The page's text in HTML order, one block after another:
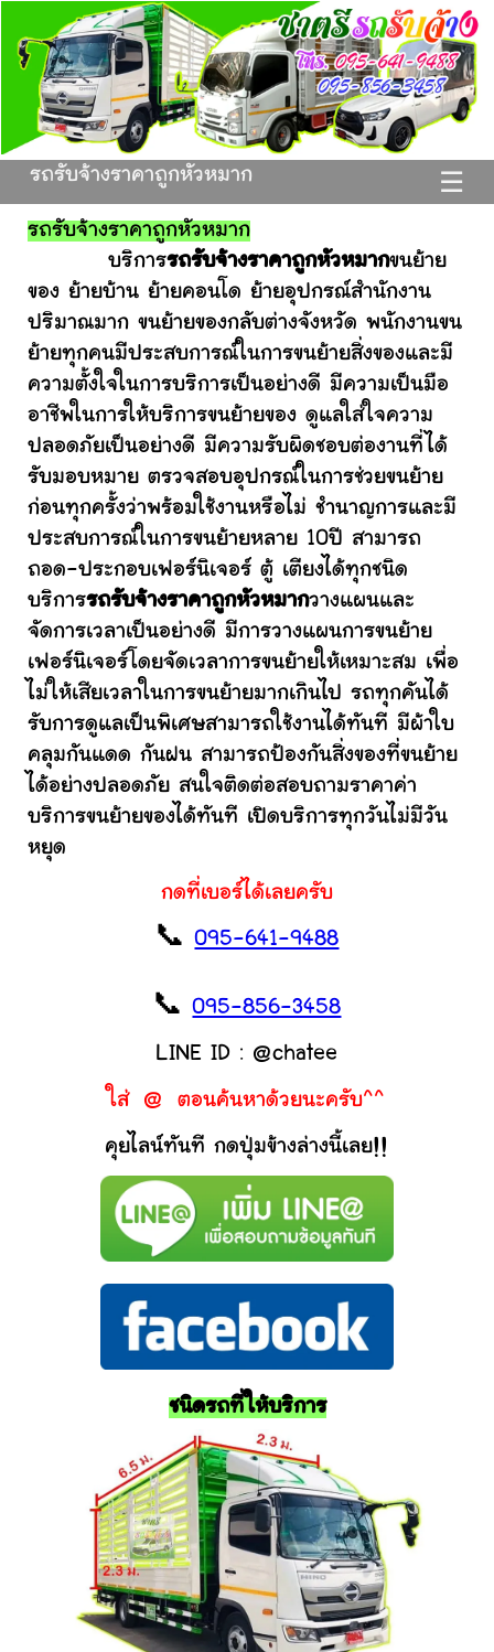
☰
รถรับจ้างราคาถูกหัวหมาก
รถรับจ้างราคาถูกหัวหมาก
บริการรถรับจ้างราคาถูกหัวหมากขนย้าย
ของ ย้ายบ้าน ย้ายคอนโด ย้ายอุปกรณ์สำนักงาน
ปริมาณมาก ขนย้ายของกลับต่างจังหวัด พนักงานขน
ย้ายทุกคนมีประสบการณ์ในการขนย้ายสิ่งของและมี
ความตั้งใจในการบริการเป็นอย่างดี มีความเป็นมือ
อาชีพในการให้บริการขนย้ายของ ดูแลใส่ใจความ
ปลอดภัยเป็นอย่างดี มีความรับผิดชอบต่องานที่ได้
รับมอบหมาย ตรวจสอบอุปกรณ์ในการช่วยขนย้าย
ก่อนทุกครั้งว่าพร้อมใช้งานหรือไม่ ชำนาญการและมี
ประสบการณ์ในการขนย้ายหลาย 10ปี สามารถ
ถอด-ประกอบเฟอร์นิเจอร์ ตู้ เตียงได้ทุกชนิด
บริการรถรับจ้างราคาถูกหัวหมากวางแผนและ
จัดการเวลาเป็นอย่างดี มีการวางแผนการขนย้าย
เฟอร์นิเจอร์โดยจัดเวลาการขนย้ายให้เหมาะสม เพื่อ
ไม่ให้เสียเวลาในการขนย้ายมากเกินไป รถทุกคันได้
รับการดูแลเป็นพิเศษสามารถใช้งานได้ทันที มีผ้าใบ
คลุมกันแดด กันฝน สามารถป้องกันสิ่งของที่ขนย้าย
ได้อย่างปลอดภัย สนใจติดต่อสอบถามราคาค่า
บริการขนย้ายของได้ทันที เปิดบริการทุกวันไม่มีวัน
หยุด
กดที่เบอร์ได้เลยครับ
📞095-641-9488
📞095-856-3458
LINE ID : @chatee
ใส่ @ ตอนค้นหาด้วยนะครับ^^
คุยไลน์ทันที กดปุ่มข้างล่างนี้เลย!!
ชนิดรถที่ให้บริการ